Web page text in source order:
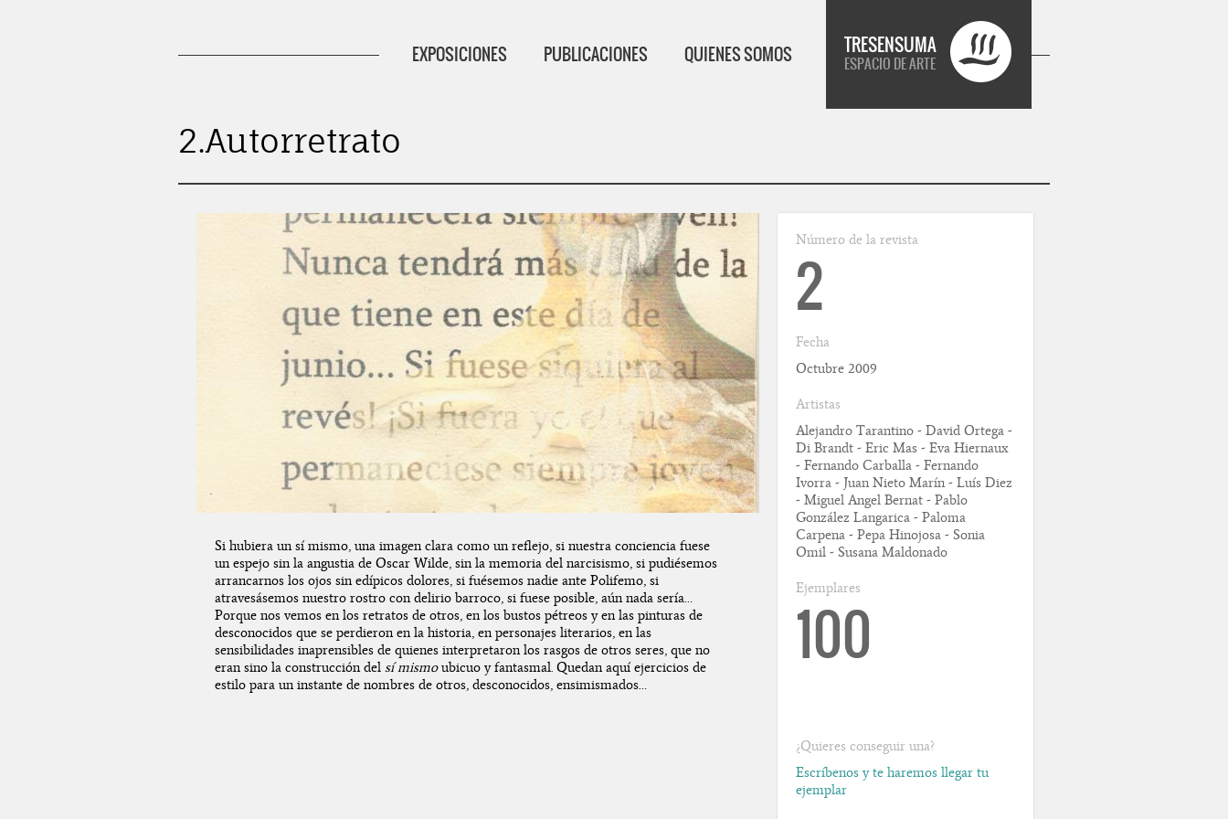
Jump to Navigation
EXPOSICIONES PUBLICACIONES QUIENES SOMOS TRESENSUMA
ESPACIO DE ARTE
2.Autorretrato
Si hubiera un sí mismo, una imagen clara como un reflejo, si nuestra conciencia fuese
un espejo sin la angustia de Oscar Wilde, sin la memoria del narcisismo, si pudiésemos
arrancarnos los ojos sin edípicos dolores, si fuésemos nadie ante Polifemo, si
atravesásemos nuestro rostro con delirio barroco, si fuese posible, aún nada sería…
Porque nos vemos en los retratos de otros, en los bustos pétreos y en las pinturas de
desconocidos que se perdieron en la historia, en personajes literarios, en las
sensibilidades inaprensibles de quienes interpretaron los rasgos de otros seres, que no
eran sino la construcción del sí mismoubicuo y fantasmal. Quedan aquí ejercicios de
estilo para un instante de nombres de otros, desconocidos, ensimismados…
Número de la revista
2
Fecha
Octubre 2009
Artistas
Alejandro Tarantino - David Ortega -
Di Brandt - Eric Mas - Eva Hiernaux
- Fernando Carballa - Fernando
Ivorra - Juan Nieto Marín - Luís Diez
- Miguel Angel Bernat - Pablo
González Langarica - Paloma
Carpena - Pepa Hinojosa - Sonia
Omil - Susana Maldonado
Ejemplares
100
¿Quieres conseguir una?
Escríbenos y te haremos llegar tu
ejemplar